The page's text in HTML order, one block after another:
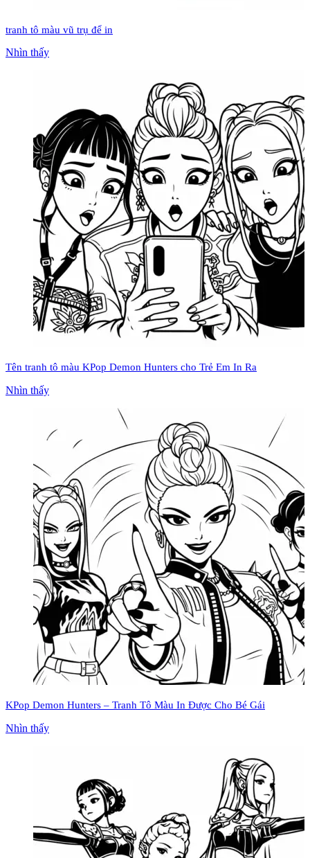
tranh tô màu vũ trụ để in
Nhìn thấy
Tên tranh tô màu KPop Demon Hunters cho Trẻ Em In Ra
Nhìn thấy
KPop Demon Hunters – Tranh Tô Màu In Được Cho Bé Gái
Nhìn thấy